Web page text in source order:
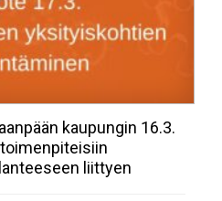
kaupungin 16.3.
liittyen